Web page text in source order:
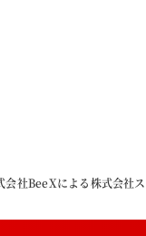
会社BeeXによる株式会社